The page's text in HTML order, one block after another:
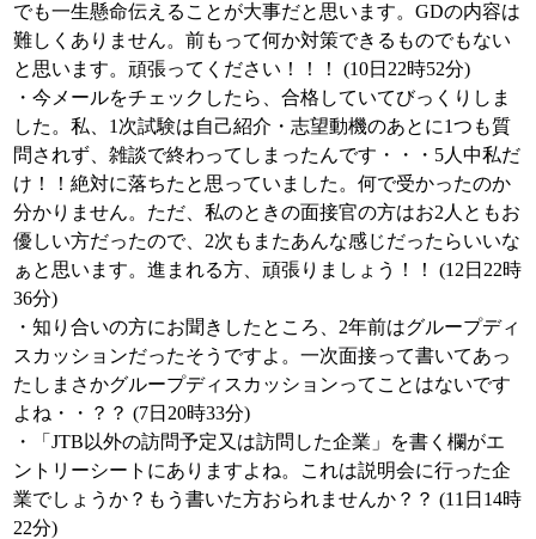
でも一生懸命伝えることが大事だと思います。GDの内容は
難しくありません。前もって何か対策できるものでもない
と思います。頑張ってください！！！ (10日22時52分)
・今メールをチェックしたら、合格していてびっくりしま
した。私、1次試験は自己紹介・志望動機のあとに1つも質
問されず、雑談で終わってしまったんです・・・5人中私だ
け！！絶対に落ちたと思っていました。何で受かったのか
分かりません。ただ、私のときの面接官の方はお2人ともお
優しい方だったので、2次もまたあんな感じだったらいいな
ぁと思います。進まれる方、頑張りましょう！！ (12日22時
36分)
・知り合いの方にお聞きしたところ、2年前はグループディ
スカッションだったそうですよ。一次面接って書いてあっ
たしまさかグループディスカッションってことはないです
よね・・？？ (7日20時33分)
・「JTB以外の訪問予定又は訪問した企業」を書く欄がエ
ントリーシートにありますよね。これは説明会に行った企
業でしょうか？もう書いた方おられませんか？？ (11日14時
22分)